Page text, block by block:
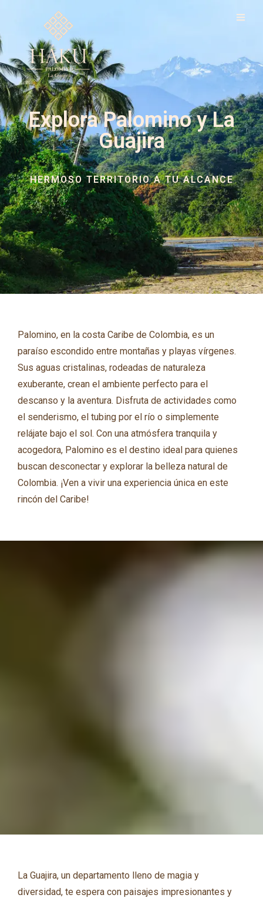
Explora Palomino y La
Guajira
HERMOSO TERRITORIO A TU ALCANCE
Palomino, en la costa Caribe de Colombia, es un
paraíso escondido entre montañas y playas vírgenes.
Sus aguas cristalinas, rodeadas de naturaleza
exuberante, crean el ambiente perfecto para el
descanso y la aventura. Disfruta de actividades como
el senderismo, el tubing por el río o simplemente
relájate bajo el sol. Con una atmósfera tranquila y
acogedora, Palomino es el destino ideal para quienes
buscan desconectar y explorar la belleza natural de
Colombia. ¡Ven a vivir una experiencia única en este
rincón del Caribe!
La Guajira, un departamento lleno de magia y
diversidad, te espera con paisajes impresionantes y